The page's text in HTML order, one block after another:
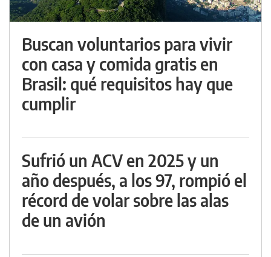
Buscan voluntarios para vivir
con casa y comida gratis en
Brasil: qué requisitos hay que
cumplir
Sufrió un ACV en 2025 y un
año después, a los 97, rompió el
récord de volar sobre las alas
de un avión